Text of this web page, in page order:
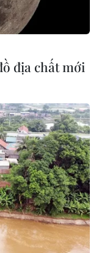
địa chất mới